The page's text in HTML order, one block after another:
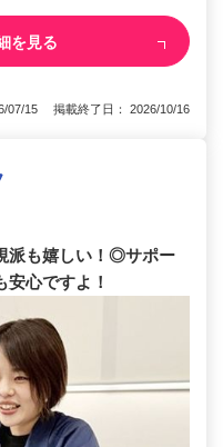
を見る
07/15 掲載終了日： 2026/10/16
派も嬉しい！◎サポー
安心ですよ！